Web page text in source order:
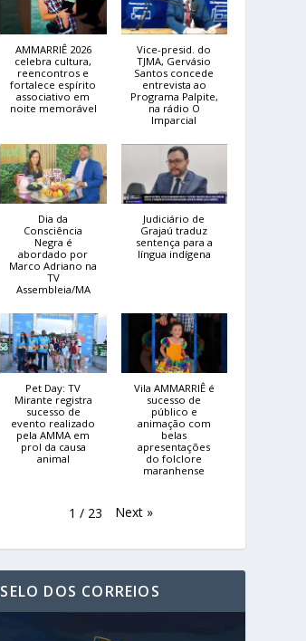
AMMARRIÊ 2026
celebra cultura,
reencontros e
fortalece espírito
associativo em
noite memorável
Vice-presid. do
TJMA, Gervásio
Santos concede
entrevista ao
Programa Palpite,
na rádio O
Imparcial
Dia da
Consciência
Negra é
abordado por
Marco Adriano na
TV
Assembleia/MA
Judiciário de
Grajaú traduz
sentença para a
língua indígena
Pet Day: TV
Mirante registra
sucesso de
evento realizado
pela AMMA em
prol da causa
animal
Vila AMMARRIÊ é
sucesso de
público e
animação com
belas
apresentações
do folclore
maranhense
1 / 23 Next »
SELO DOS CORREIOS